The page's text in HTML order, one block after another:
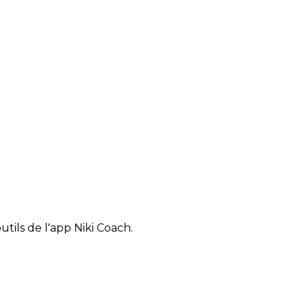
de l'app Niki Coach.